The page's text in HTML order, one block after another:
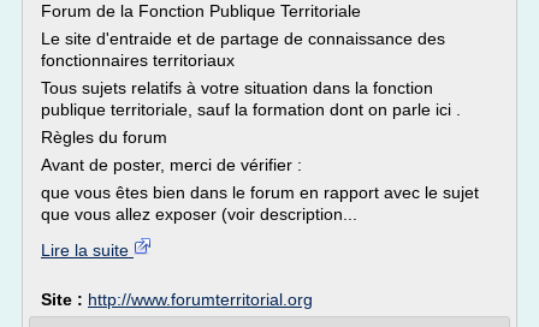
Forum de la Fonction Publique Territoriale
Le site d'entraide et de partage de connaissance des
fonctionnaires territoriaux
Tous sujets relatifs à votre situation dans la fonction
publique territoriale, sauf la formation dont on parle ici .
Règles du forum
Avant de poster, merci de vérifier :
que vous êtes bien dans le forum en rapport avec le sujet
que vous allez exposer (voir description...
Lire la suite
Site : http://www.forumterritorial.org